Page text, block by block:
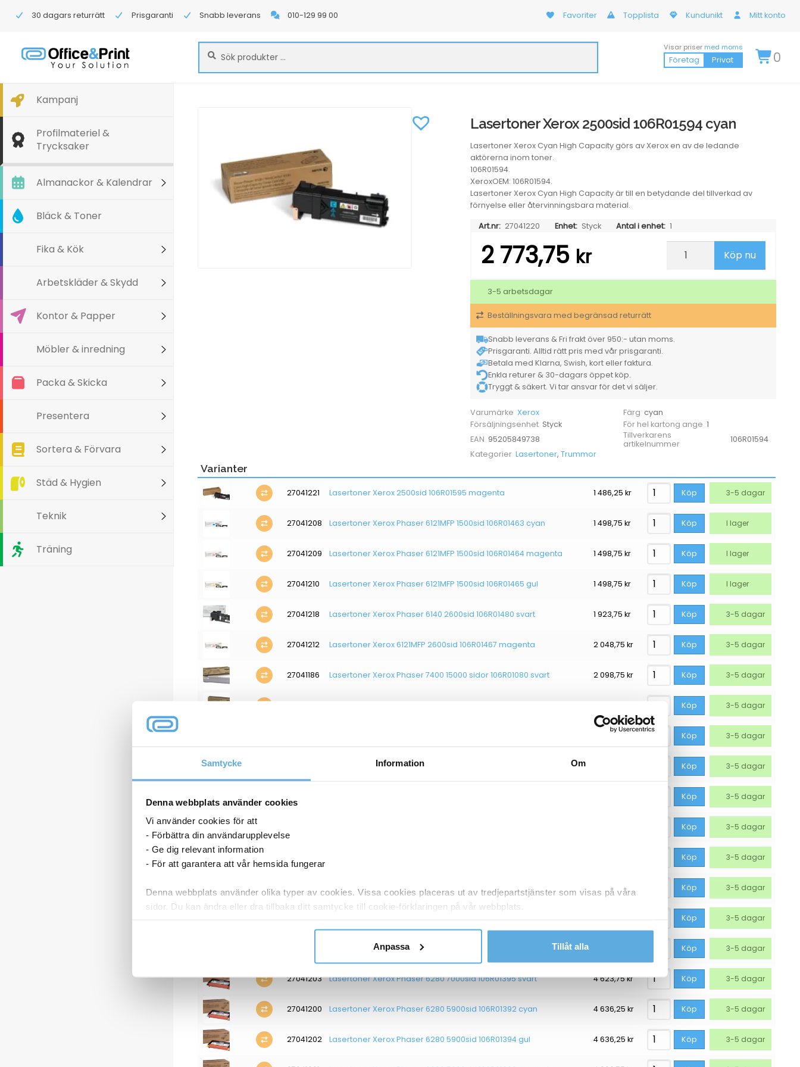
Samtycke Information Om
Denna webbplats använder cookies
Vi använder cookies för att
- Förbättra din användarupplevelse
- Ge dig relevant information
- För att garantera att vår hemsida fungerar
Denna webbplats använder olika typer av cookies. Vissa cookies placeras ut av tredjepartstjänster som visas på våra
sidor. Du kan ändra eller dra tillbaka ditt samtycke till cookie-förklaringen på vår webbplats.
Anpassa
Tillåt alla
30 dagars returrätt Prisgaranti Snabb leverans 010-129 99 00 Favoriter Topplista Kundunikt Mitt konto
Sök
efter:
Sök Visar priser med moms
Företag Privat 0
Kampanj
Profilmateriel &
Trycksaker
Almanackor & Kalendrar
Bläck & Toner
Fika & Kök
Arbetskläder & Skydd
Kontor & Papper
Möbler & inredning
Packa & Skicka
Presentera
Sortera & Förvara
Städ & Hygien
Teknik
Träning
Lasertoner Xerox 2500sid 106R01594 cyan
Lasertoner Xerox Cyan High Capacity görs av Xerox en av de ledande
aktörerna inom toner.
106R01594.
XeroxOEM: 106R01594.
Lasertoner Xerox Cyan High Capacity är till en betydande del tillverkad av
förnyelse eller återvinningsbara material.
Art.nr: 27041220 Enhet: Styck Antal i enhet: 1
2 773,75 kr
Lasertoner
Xerox
106R01594
mängd
Köp nu
3-5 arbetsdagar
Beställningsvara med begränsad returrätt
Snabb leverans & Fri frakt över 950:- utan moms.
Prisgaranti. Alltid rätt pris med vår prisgaranti.
Betala med Klarna, Swish, kort eller faktura.
Enkla returer & 30-dagars öppet köp.
Tryggt & säkert. Vi tar ansvar för det vi säljer.
Varumärke Xerox Färg cyan
Försäljningsenhet Styck För hel kartong ange 1
EAN 95205849738
Tillverkarens
artikelnummer
106R01594
Kategorier Lasertoner, Trummor
Varianter
27041221 Lasertoner Xerox 2500sid 106R01595 magenta 1 486,25 kr Köp 3-5 dagar
27041208 Lasertoner Xerox Phaser 6121MFP 1500sid 106R01463 cyan 1 498,75 kr Köp I lager
27041209 Lasertoner Xerox Phaser 6121MFP 1500sid 106R01464 magenta 1 498,75 kr Köp I lager
27041210 Lasertoner Xerox Phaser 6121MFP 1500sid 106R01465 gul 1 498,75 kr Köp I lager
27041218 Lasertoner Xerox Phaser 6140 2600sid 106R01480 svart 1 923,75 kr Köp 3-5 dagar
27041212 Lasertoner Xerox 6121MFP 2600sid 106R01467 magenta 2 048,75 kr Köp 3-5 dagar
27041186 Lasertoner Xerox Phaser 7400 15000 sidor 106R01080 svart 2 098,75 kr Köp 3-5 dagar
Köp 3-5 dagar
2 323,75 Köp 3-5 dagar
Lasertoner Xerox Phaser 6128MFP 2500sid 106R01454 gul Köp 3-5 dagar
Köp 3-5 dagar
Köp 3-5 dagar
Köp 3-5 dagar
Lasertoner Xerox WC 3210 4100sid 106R01486 svart 2 998,75 Köp 3-5 dagar
Köp 3-5 dagar
Lasertoner Xerox Phaser 6180MFP 8000sid 113R00726 svart Köp 3-5 dagar
27041203 Lasertoner Xerox Phaser 6280 7000sid 106R01395 svart 4 623,75kr Köp 3-5 dagar
27041200 Lasertoner Xerox Phaser 6280 5900sid 106R01392 cyan 4 636,25 kr Köp 3-5 dagar
27041202 Lasertoner Xerox Phaser 6280 5900sid 106R01394 gul 4 636,25 kr Köp 3-5 dagar